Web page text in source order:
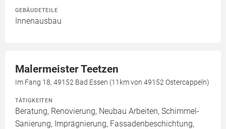
GEBÄUDETEILE
Innenausbau
Malermeister Teetzen
Im Fang 18, 49152 Bad Essen (11km von 49152 Ostercappeln)
TÄTIGKEITEN
Beratung, Renovierung, Neubau Arbeiten, Schimmel-
Sanierung, Imprägnierung, Fassadenbeschichtung,